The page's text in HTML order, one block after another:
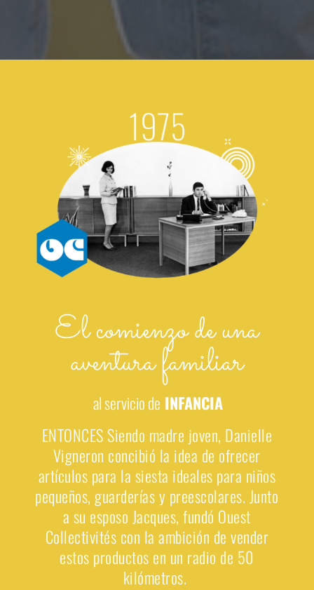
El comienzo de una
aventura familiar
al servicio de INFANCIA
ENTONCES Siendo madre joven, Danielle
Vigneron concibió la idea de ofrecer
artículos para la siesta ideales para niños
pequeños, guarderías y preescolares. Junto
a su esposo Jacques, fundó Ouest
Collectivités con la ambición de vender
estos productos en un radio de 50
kilómetros.